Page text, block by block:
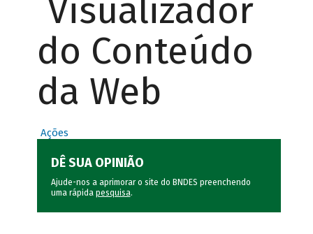
Visualizador
do Conteúdo
da Web
Ações
DÊ SUA OPINIÃO
Ajude-nos a aprimorar o site do BNDES preenchendo
uma rápida pesquisa.